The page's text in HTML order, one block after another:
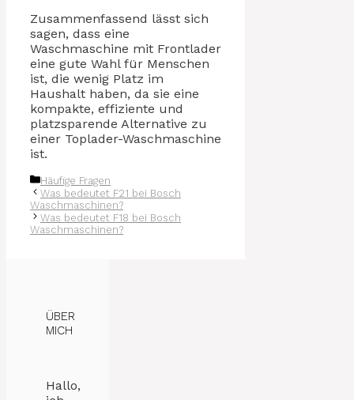
Zusammenfassend lässt sich
sagen, dass eine
Waschmaschine mit Frontlader
eine gute Wahl für Menschen
ist, die wenig Platz im
Haushalt haben, da sie eine
kompakte, effiziente und
platzsparende Alternative zu
einer Toplader-Waschmaschine
ist.
Kategorien
Häufige Fragen
Was bedeutet F21 bei Bosch
Waschmaschinen?
Was bedeutet F18 bei Bosch
Waschmaschinen?
ÜBER
MICH
Hallo,